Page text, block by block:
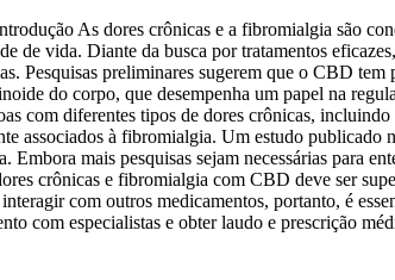
As dores crônicas e a fibromialgia são
de vida. Diante da busca por tratamentos
Pesquisas preliminares sugerem que o CBD tem
do corpo, que desempenha um papel na
com diferentes tipos de dores crônicas,
associados à fibromialgia. Um estudo publicado
mais pesquisas sejam necessárias para
crônicas e fibromialgia com CBD deve ser
com outros medicamentos, portanto, é
com especialistas e obter laudo e prescrição